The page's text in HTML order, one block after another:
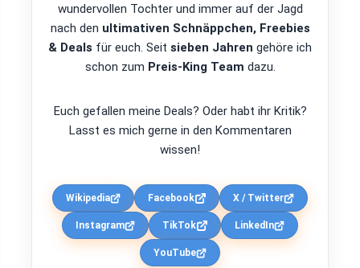
wundervollen Tochter und immer auf der Jagd
nach den ultimativen Schnäppchen, Freebies
& Deals für euch. Seit sieben Jahren gehöre ich
schon zum Preis-King Team dazu.
Euch gefallen meine Deals? Oder habt ihr Kritik?
Lasst es mich gerne in den Kommentaren
wissen!
Wikipedia Facebook X / Twitter
Instagram TikTok LinkedIn
YouTube